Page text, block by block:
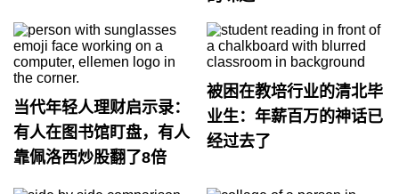
当代年轻人理财启示录：
有人在图书馆盯盘，有人
靠佩洛西炒股翻了8倍
被困在教培行业的清北毕
业生：年薪百万的神话已
经过去了